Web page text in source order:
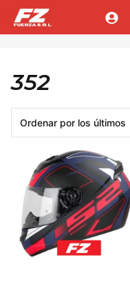
Saltar
al
352